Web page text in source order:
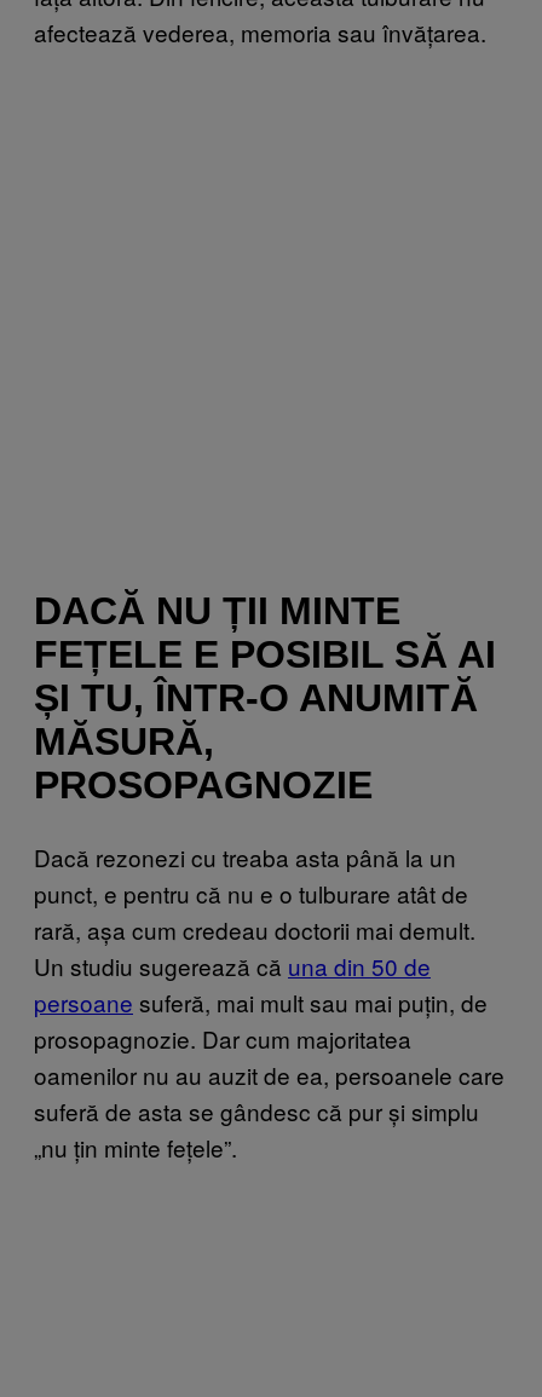
afectează vederea, memoria sau învățarea.
DACĂ NU ȚII MINTE
FEȚELE E POSIBIL SĂ AI
ȘI TU, ÎNTR-O ANUMITĂ
MĂSURĂ,
PROSOPAGNOZIE
Dacă rezonezi cu treaba asta până la un
punct, e pentru că nu e o tulburare atât de
rară, așa cum credeau doctorii mai demult.
Un studiu sugerează că una din 50 de
persoane suferă, mai mult sau mai puțin, de
prosopagnozie. Dar cum majoritatea
oamenilor nu au auzit de ea, persoanele care
suferă de asta se gândesc că pur și simplu
„nu țin minte fețele”.